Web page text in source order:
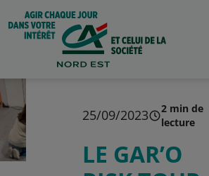
25/09/2023
2 min de
lecture
LE GAR’O